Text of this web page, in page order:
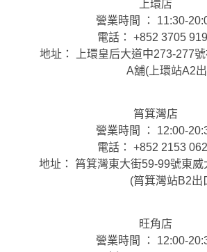
上環店
營業時間 ： 11:30-
電話： +852 3705
地址： 上環皇后大道中273-277
A舖(上環站A2出
筲箕灣店
營業時間 ： 12:00-
電話： +852 2153
地址： 筲箕灣東大街59-99號東威
(筲箕灣站B2出
旺角店
營業時間 ： 12:00-